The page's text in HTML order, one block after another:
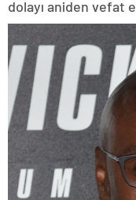
dolayı aniden vefat